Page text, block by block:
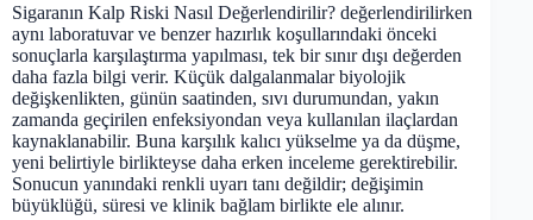
Sigaranın Kalp Riski Nasıl Değerlendirilir? değerlendirilirken
aynı laboratuvar ve benzer hazırlık koşullarındaki önceki
sonuçlarla karşılaştırma yapılması, tek bir sınır dışı değerden
daha fazla bilgi verir. Küçük dalgalanmalar biyolojik
değişkenlikten, günün saatinden, sıvı durumundan, yakın
zamanda geçirilen enfeksiyondan veya kullanılan ilaçlardan
kaynaklanabilir. Buna karşılık kalıcı yükselme ya da düşme,
yeni belirtiyle birlikteyse daha erken inceleme gerektirebilir.
Sonucun yanındaki renkli uyarı tanı değildir; değişimin
büyüklüğü, süresi ve klinik bağlam birlikte ele alınır.